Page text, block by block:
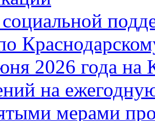
2026 года на
на
мерами